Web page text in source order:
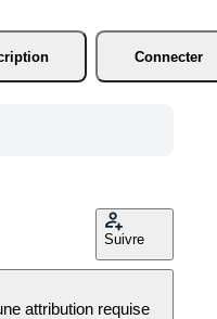
Connecter
Suivre
attribution requise